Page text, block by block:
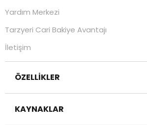
Yardım Merkezi
Tarzyeri Cari Bakiye Avantajı
İletişim
ÖZELLİKLER
KAYNAKLAR